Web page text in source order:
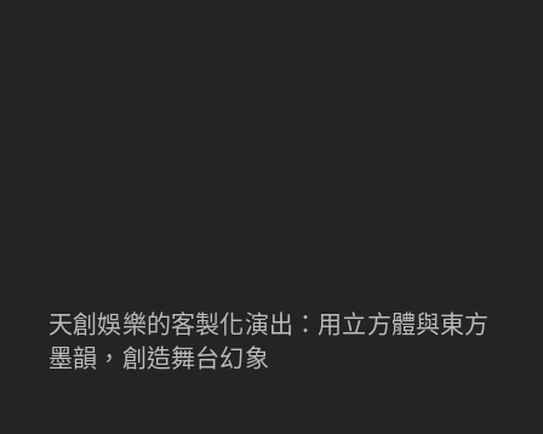
天創娛樂的客製化演出：用立方體與東方
墨韻，創造舞台幻象